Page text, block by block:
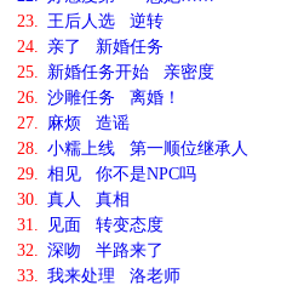
23. 王后人选 逆转
24. 亲了 新婚任务
25. 新婚任务开始 亲密度
26. 沙雕任务 离婚！
27. 麻烦 造谣
28. 小糯上线 第一顺位继承人
29. 相见 你不是NPC吗
30. 真人 真相
31.
见面 转变态度
32. 深吻 半路来了
33. 我来处理 洛老师